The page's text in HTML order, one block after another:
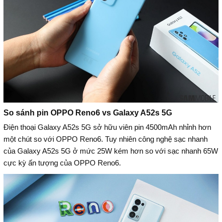
So sánh pin OPPO Reno6 vs Galaxy A52s 5G
Điện thoại Galaxy A52s 5G sở hữu viên pin 4500mAh nhỉnh hơn
một chút so với OPPO Reno6. Tuy nhiên công nghệ sạc nhanh
của Galaxy A52s 5G ở mức 25W kém hơn so với sạc nhanh 65W
cực kỳ ấn tượng của OPPO Reno6.